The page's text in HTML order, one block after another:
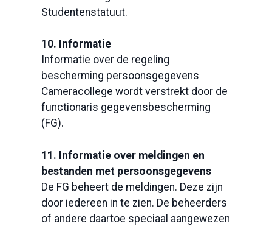
Studentenstatuut.
10. Informatie
Informatie over de regeling
bescherming persoonsgegevens
Cameracollege wordt verstrekt door de
functionaris gegevensbescherming
(FG).
11. Informatie over meldingen en
bestanden met persoonsgegevens
De FG beheert de meldingen. Deze zijn
door iedereen in te zien. De beheerders
of andere daartoe speciaal aangewezen